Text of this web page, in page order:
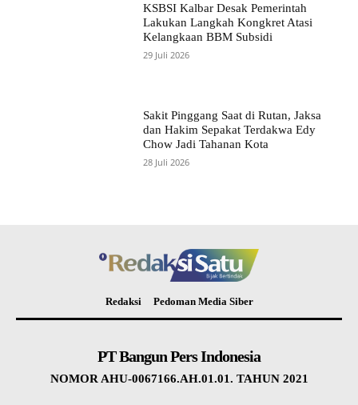
KSBSI Kalbar Desak Pemerintah
Lakukan Langkah Kongkret Atasi
Kelangkaan BBM Subsidi
29 Juli 2026
Sakit Pinggang Saat di Rutan, Jaksa
dan Hakim Sepakat Terdakwa Edy
Chow Jadi Tahanan Kota
28 Juli 2026
Redaksi Pedoman Media Siber
PT Bangun Pers Indonesia
NOMOR AHU-0067166.AH.01.01. TAHUN 2021